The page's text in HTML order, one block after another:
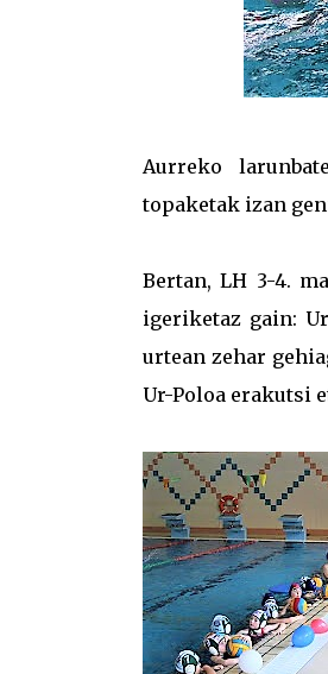
Aurreko
topaketak izan
Bertan, LH 3-4.
igeriketaz gain:
urtean zehar
Ur-Poloa erakutsi